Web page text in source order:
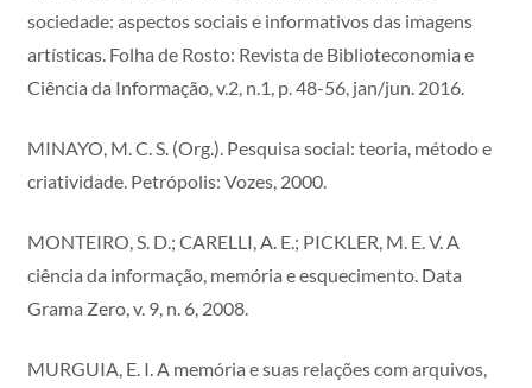
sociedade: aspectos sociais e informativos das imagens
artísticas. Folha de Rosto: Revista de Biblioteconomia e
Ciência da Informação, v.2, n.1, p. 48-56, jan/jun. 2016.
MINAYO, M. C. S. (Org.). Pesquisa social: teoria, método e
criatividade. Petrópolis: Vozes, 2000.
MONTEIRO, S. D.; CARELLI, A. E.; PICKLER, M. E. V. A
ciência da informação, memória e esquecimento. Data
Grama Zero, v. 9, n. 6, 2008.
MURGUIA, E. I. A memória e suas relações com arquivos,